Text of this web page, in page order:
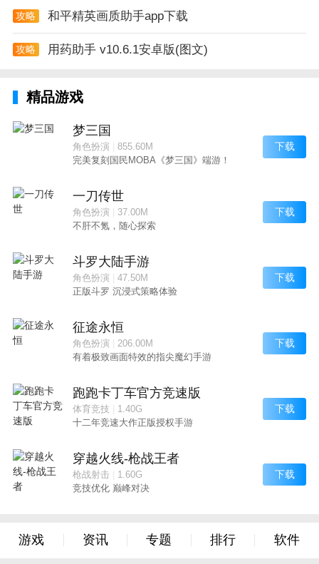
攻略 和平精英画质助手app下载
攻略 用药助手 v10.6.1安卓版(图文)
精品游戏
梦三国
角色扮演| 855.60M
完美复刻国民MOBA《梦三国》端游！
下载
一刀传世
角色扮演| 37.00M
不肝不氪，随心探索
下载
斗罗大陆手游
角色扮演| 47.50M
正版斗罗 沉浸式策略体验
下载
征途永恒
角色扮演| 206.00M
有着极致画面特效的指尖魔幻手游
下载
跑跑卡丁车官方竞速版
体育竞技
1.40G
十二年竞速大作正版授权手游
下载
穿越火线-枪战王者
枪战射击
1.60G
竞技优化 巅峰对决
下载
游戏 资讯 专题 排行 软件